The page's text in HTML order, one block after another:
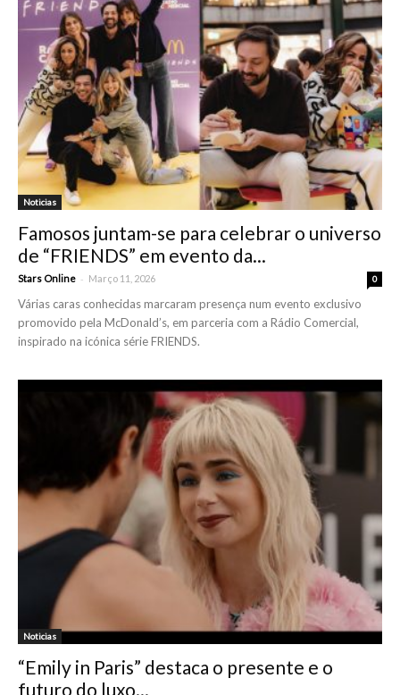
Noticias
Famosos juntam-se para celebrar o universo
de “FRIENDS” em evento da...
Stars Online - Março 11, 2026 0
Várias caras conhecidas marcaram presença num evento exclusivo
promovido pela McDonald’s, em parceria com a Rádio Comercial,
inspirado na icónica série FRIENDS.
Noticias
“Emily in Paris” destaca o presente e o
futuro do luxo...